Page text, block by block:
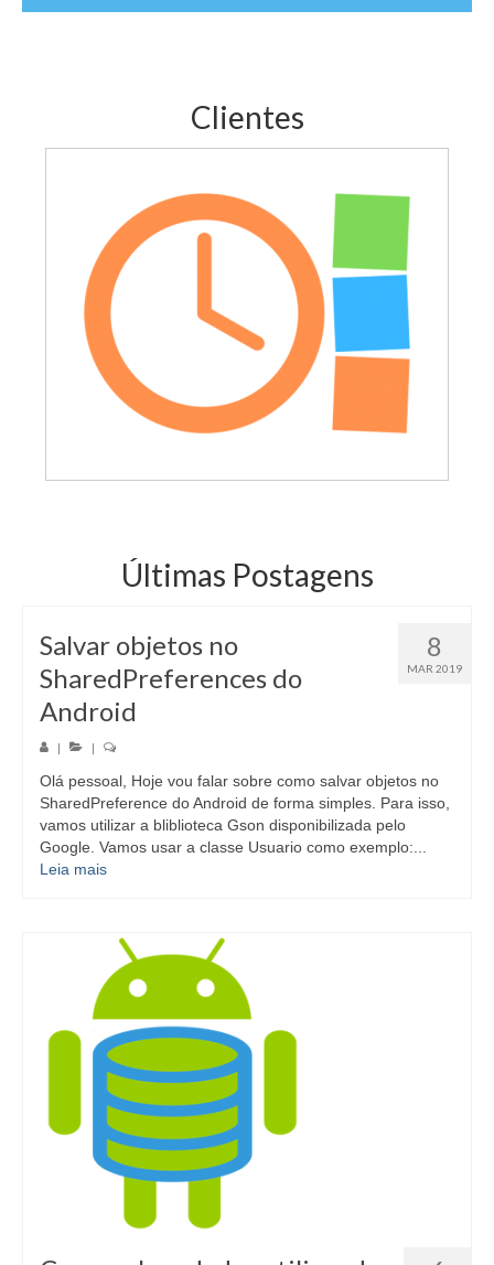
Clientes
Últimas Postagens
8
MAR 2019
Salvar objetos no
SharedPreferences do
Android
| |
Olá pessoal, Hoje vou falar sobre como salvar objetos no
SharedPreference do Android de forma simples. Para isso,
vamos utilizar a bliblioteca Gson disponibilizada pelo
Google. Vamos usar a classe Usuario como exemplo:...
Leia mais